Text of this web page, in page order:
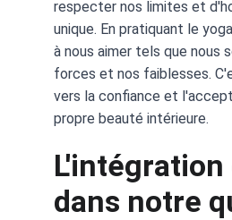
respecter nos limites et
unique. En pratiquant le
à nous aimer tels que nous
forces et nos faiblesses.
vers la confiance et
propre beauté intérieure.
L'intégration
dans notre